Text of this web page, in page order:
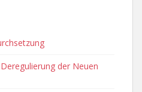
der Neuen